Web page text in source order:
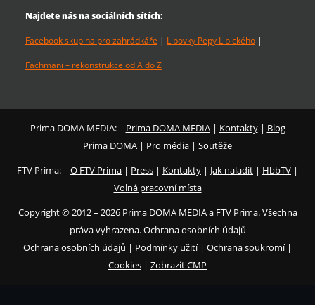
Najdete nás na sociálních sítích:
Facebook skupina pro zahrádkáře | Libovky Pepy Libického |
Fachmani – rekonstrukce od A do Z
Prima DOMA MEDIA: Prima DOMA MEDIA| Kontakty| Blog
Prima DOMA | Pro média | Soutěže
FTV Prima:
O FTV Prima | Press | Kontakty | Jak naladit | HbbTV |
Volná pracovní místa
Copyright © 2012 – 2026 Prima DOMA MEDIA a FTV Prima. Všechna
práva vyhrazena. Ochrana osobních údajů
Ochrana osobních údajů | Podmínky užití| Ochrana soukromí|
Cookies | Zobrazit CMP